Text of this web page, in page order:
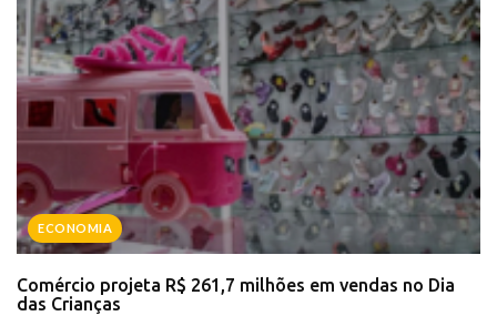
ECONOMIA
Comércio projeta R$ 261,7 milhões em vendas no Dia
das Crianças